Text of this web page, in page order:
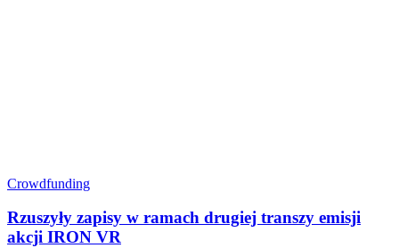
Crowdfunding
Rzuszyły zapisy w ramach drugiej transzy emisji
akcji IRON VR